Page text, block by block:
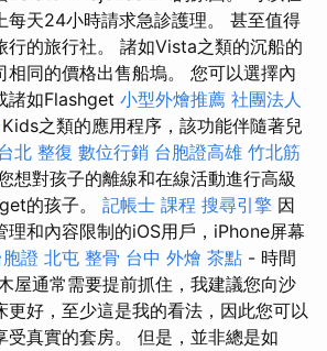
每天24小時請求急診護理。 甚至值得
行的旅行社。 諸如Vista之類的沉船的
相同的價格出售船塢。 您可以選擇內
諸如Flashget 小型外燴推薦 社團法人
Kids之類的應用程序，該功能伴隨著兒
北 整復 數位行銷 台胞證高雄 竹北筋
想對孩子的離線和在線活動進行高級
的孩子。 記帳士 課程 搜尋引擎 因
理和內容限制的iOS用戶，iPhone屏幕
證 北屯 整骨 台中 外燴 茶點 - 時間
屋通常需要提前抓住，我建議您向沙
更好，至少這是我的看法，因此您可以
受真實的套房。 但是，並非總是如